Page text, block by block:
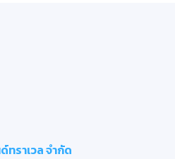
ราเวล จำกัด